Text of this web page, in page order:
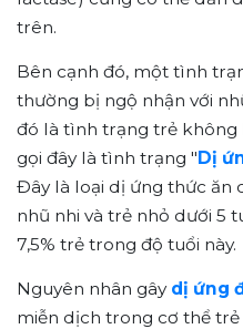
trên.
Bên cạnh đó, một tình
thường bị ngộ nhận với
đó là tình trạng trẻ không
gọi đây là tình trạng "Dị
Đây là loại dị ứng thức ăn
nhũ nhi và trẻ nhỏ dưới 5
7,5% trẻ trong độ tuổi này.
Nguyên nhân gây dị ứng
miễn dịch trong cơ thể